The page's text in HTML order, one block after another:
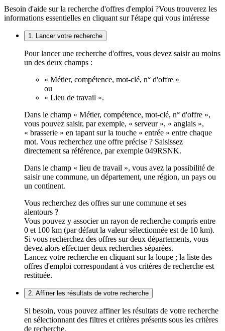
Besoin d'aide sur la recherche d'offres d'emploi ?Vous trouverez les
informations essentielles en cliquant sur l'étape qui vous intéresse
1. Lancer votre recherche
Pour lancer une recherche d'offres, vous devez saisir au moins
un des deux champs :
« Métier, compétence, mot-clé, n° d'offre »
ou
« Lieu de travail ».
Dans le champ « Métier, compétence, mot-clé, n° d'offre »,
vous pouvez saisir, par exemple, « serveur », « anglais »,
« brasserie » en tapant sur la touche « entrée » entre chaque
mot. Vous recherchez une offre précise ? Saisissez
directement sa référence, par exemple 049RSNK.
Dans le champ « lieu de travail », vous avez la possibilité de
saisir une commune, un département, une région, un pays ou
un continent.
Vous recherchez des offres sur une commune et ses
alentours ?
Vous pouvez y associer un rayon de recherche compris entre
0 et 100 km (par défaut la valeur sélectionnée est de 10 km).
Si vous recherchez des offres sur deux départements, vous
devez alors effectuer deux recherches séparées.
Lancez votre recherche en cliquant sur la loupe ; la liste des
offres d'emploi correspondant à vos critères de recherche est
restituée.
2. Affiner les résultats de votre recherche
Si besoin, vous pouvez affiner les résultats de votre recherche
en sélectionnant des filtres et critères présents sous les critères
de recherche.